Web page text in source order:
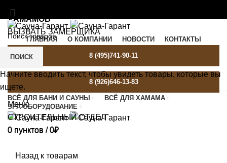
ХАМАМОВ
ВЫЗВАТЬ ЗАМЕРЩИКА
SAUNA-GARANT@YANDEX.RU C 9:00 ДО 21:00
ГЛАВНАЯ О КОМПАНИИ НОВОСТИ КОНТАКТЫ
8 (495)741-90-11
8 (926)646-13-83
Меню
0 пунктов / 0₽
ВСЁ ДЛЯ БАНИ И САУНЫ
ВСЁ ДЛЯ ХАМАМА
SPA-ОБОРУДОВАНИЕ
СТРОИТЕЛЬНЫЙ ОТДЕЛ
0 пунктов / 0₽
Назад к товарам
ПОИСК
Начните вводить текст, чтобы увидеть товары, которые вы
ищете.